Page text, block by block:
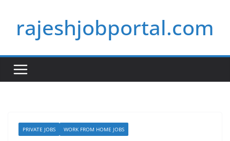
contentrajeshjobportal.com
PRIVATE JOBS WORK FROM HOME JOBS